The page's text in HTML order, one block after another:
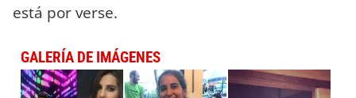
está por verse.
GALERÍA DE IMÁGENES